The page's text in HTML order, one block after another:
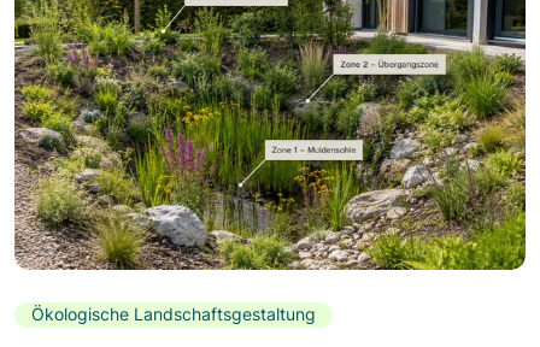
Ökologische Landschaftsgestaltung